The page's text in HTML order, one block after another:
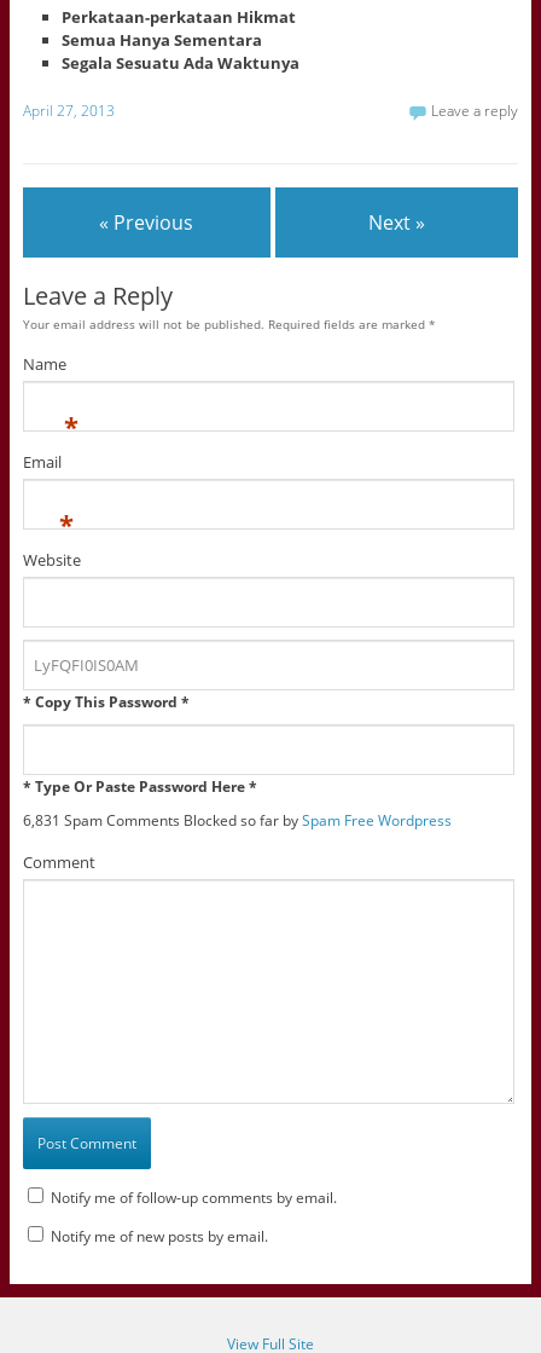
Perkataan-perkataan Hikmat
Semua Hanya Sementara
Segala Sesuatu Ada Waktunya
April 27, 2013 Leave a reply
« Previous Next »
Leave a Reply
Your email address will not be published. Required fields are marked *
Name
*
Email
*
Website
* Copy This Password *
* Type Or Paste Password Here *
6,831 Spam Comments Blocked so far bySpam Free Wordpress
Comment
Notify me of follow-up comments by email.
Notify me of new posts by email.
View Full Site